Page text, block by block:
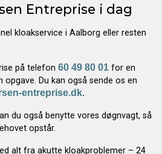
Entreprise i dag
kloakservice i Aalborg eller resten
på telefon 60 49 80 01 for en
Du kan også sende os en
entreprise.dk.
du også benytte vores døgnvagt, så
opstår.
alt fra akutte kloakproblemer – 24